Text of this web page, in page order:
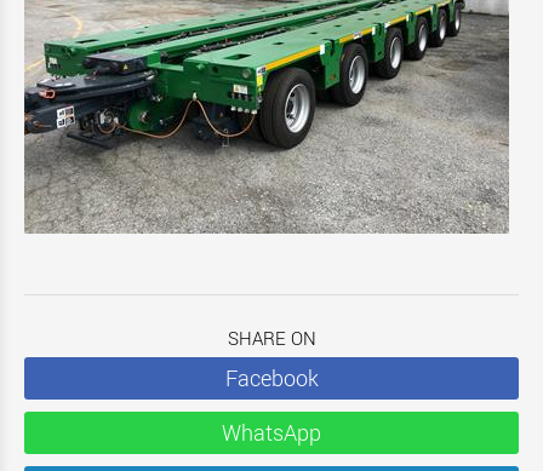
SHARE ON
Facebook
WhatsApp